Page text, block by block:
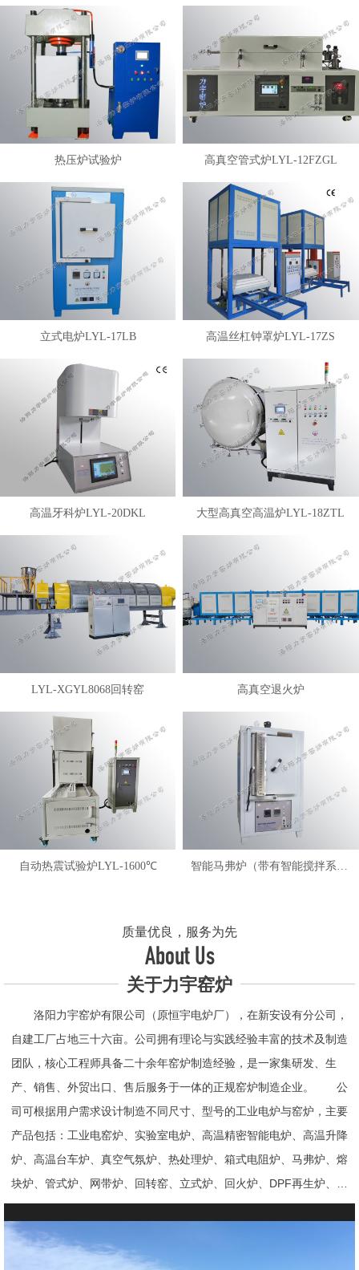
热压炉试验炉 高真空管式炉LYL-12FZGL
立式电炉LYL-17LB 高温丝杠钟罩炉LYL-17ZS
高温牙科炉LYL-20DKL 大型高真空高温炉LYL-18ZTL
LYL-XGYL8068回转窑 高真空退火炉
自动热震试验炉LYL-1600℃
质量优良，服务为先
About Us
关于力宇窑炉
洛阳力宇窑炉有限公司（原恒宇电炉厂），在新安设有分公司，
自建工厂占地三十六亩。公司拥有理论与实践经验丰富的技术及制造
团队，核心工程师具备二十余年窑炉制造经验，是一家集研发、生
产、销售、外贸出口、售后服务于一体的正规窑炉制造企业。 公
司可根据用户需求设计制造不同尺寸、型号的工业电炉与窑炉，主要
产品包括：工业电窑炉、实验室电炉、高温精密智能电炉、高温升降
炉、高温台车炉、真空气氛炉、热处理炉、箱式电阻炉、马弗炉、熔
块炉、管式炉、网带炉、回转窑、立式炉、回火炉、DPF再生炉、试
验电炉、钟罩炉、退火炉、烧结炉、热震炉、高真空炉、重烧炉、牙
科烤瓷炉、真空CVD管式炉、高温节能电炉、气氛炉、井式电炉、
熔炼炉、推板窑炉、辊道窑炉、烘箱、真空干燥箱、工业烘箱、发热